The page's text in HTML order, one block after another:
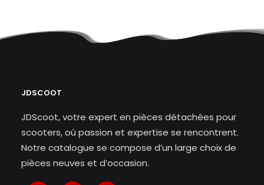
JDSCOOT
JDScoot, votre expert en pièces détachées pour
scooters, où passion et expertise se rencontrent.
Notre catalogue se compose d’un large choix de
pièces neuves et d’occasion.